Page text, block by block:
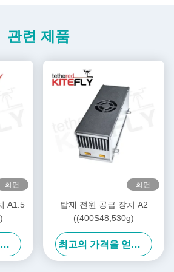
관련 제품
화면
A1.5
최고의 가격을 얻으십시오
화면
탑재 전원 공급 장치 A2
((400S48,530g)
최고의 가격을 얻으십시오